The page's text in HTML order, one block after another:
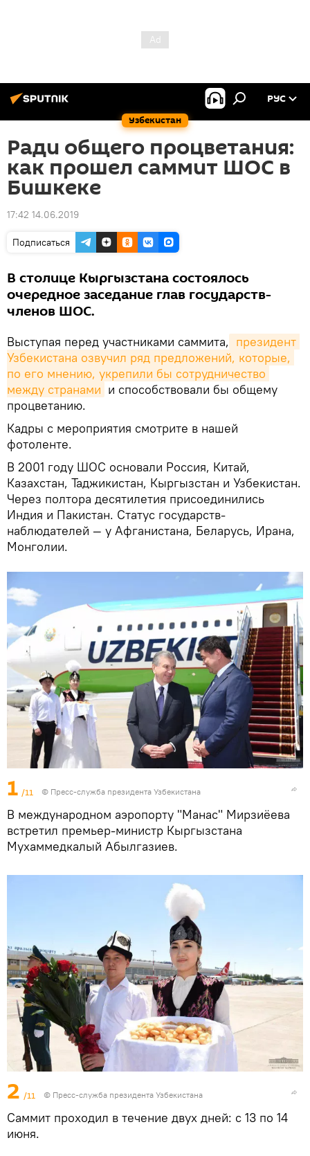
Узбекистан
РУС
Ради общего процветания:
как прошел саммит ШОС в
Бишкеке
17:42 14.06.2019
Подписаться
В столице Кыргызстана состоялось
очередное заседание глав государств-
членов ШОС.
Выступая перед участниками саммита, президент
Узбекистана озвучил ряд предложений, которые,
по его мнению, укрепили бы сотрудничество
между странами и способствовали бы общему
процветанию.
Кадры с мероприятия смотрите в нашей
фотоленте.
В 2001 году ШОС основали Россия, Китай,
Казахстан, Таджикистан, Кыргызстан и Узбекистан.
Через полтора десятилетия присоединились
Индия и Пакистан. Статус государств-
наблюдателей — у Афганистана, Беларусь, Ирана,
Монголии.
1 /11 © Пресс-служба президента Узбекистана
В международном аэропорту "Манас" Мирзиёева
встретил премьер-министр Кыргызстана
Мухаммедкалый Абылгазиев.
2 /11 © Пресс-служба президента Узбекистана
Саммит проходил в течение двух дней: с 13 по 14
июня.